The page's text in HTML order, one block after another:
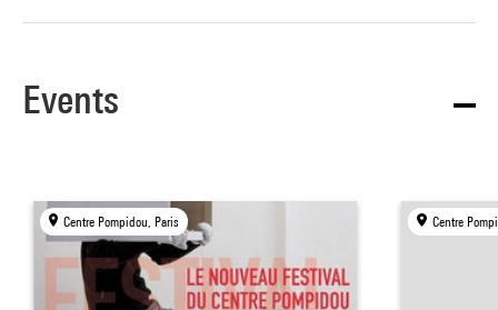
Events
Centre Pompidou, Paris Centre